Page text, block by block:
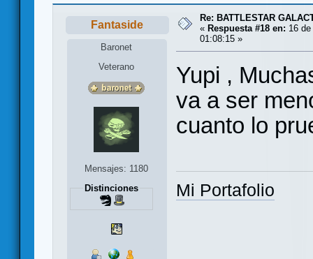
Fantaside
Baronet
Veterano
Mensajes: 1180
Distinciones
Re: BATTLESTAR
« Respuesta #18 en: 16
01:08:15 »
Yupi ,
va a ser
cuanto lo
Mi Portafolio